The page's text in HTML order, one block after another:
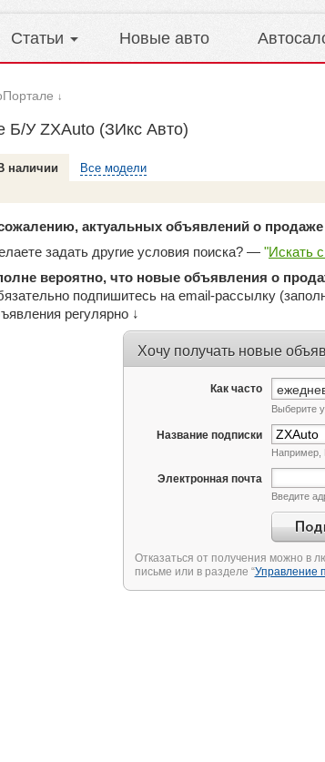
Статьи Новые авто
↓
Б/У ZXAuto (ЗИкс Авто)
наличии Все модели
актуальных объявлений о продаже
задать другие условия поиска? — "Искать
вероятно, что новые объявления о
подпишитесь на email-рассылку
регулярно ↓
Хочу получать новые
Как часто
Выберите
Название подписки
Например,
Электронная почта
Введите
Отказаться от получения можно в
письме или в разделе “Управление